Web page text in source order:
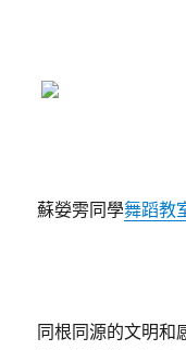
蘇嫈雱同學舞蹈教
同根同源的文明和